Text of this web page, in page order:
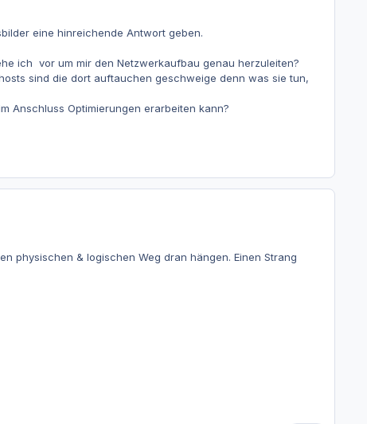
eine hinreichende Antwort geben.
ich vor um mir den Netzwerkaufbau genau herzuleiten?
sind die dort auftauchen geschweige denn was sie tun,
Anschluss Optimierungen erarbeiten kann?
physischen & logischen Weg dran hängen. Einen Strang